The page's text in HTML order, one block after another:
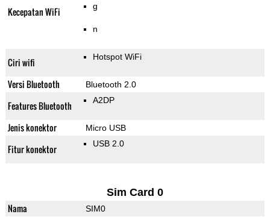
Kecepatan WiFi g
n
Ciri wifi Hotspot WiFi
Versi Bluetooth Bluetooth 2.0
Features Bluetooth A2DP
Jenis konektor Micro USB
Fitur konektor USB 2.0
Sim Card 0
Nama SIM0